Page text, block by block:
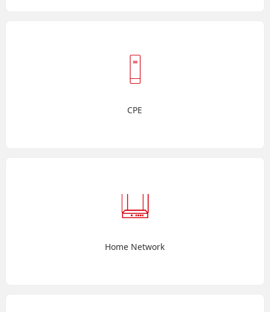
CPE
Home Network